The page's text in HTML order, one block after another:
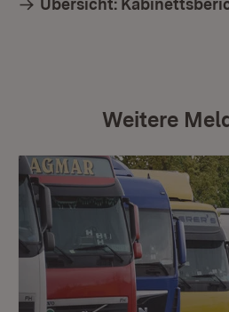
Übersicht:
Weitere